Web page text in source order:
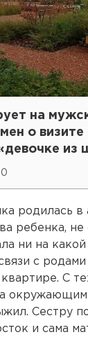
на
о визите
из
родилась в
ребенка, не
ни на
с
С
а
Сестру
и сама